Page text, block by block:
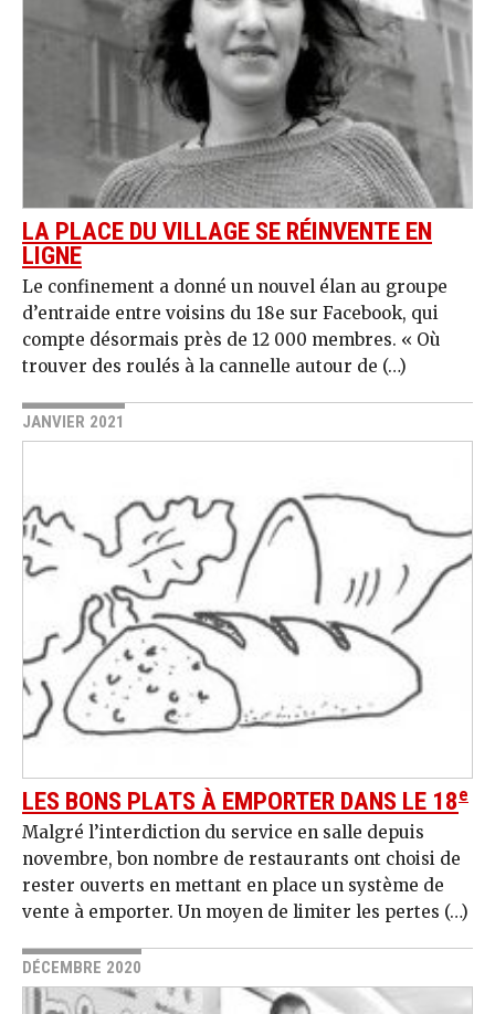
LA PLACE DU VILLAGE SE RÉINVENTE EN
LIGNE
Le confinement a donné un nouvel élan au groupe
d’entraide entre voisins du 18e sur Facebook, qui
compte désormais près de 12 000 membres. « Où
trouver des roulés à la cannelle autour de (…)
JANVIER 2021
LES BONS PLATS À EMPORTER DANS LE 18e
Malgré l’interdiction du service en salle depuis
novembre, bon nombre de restaurants ont choisi de
rester ouverts en mettant en place un système de
vente à emporter. Un moyen de limiter les pertes (…)
DÉCEMBRE 2020